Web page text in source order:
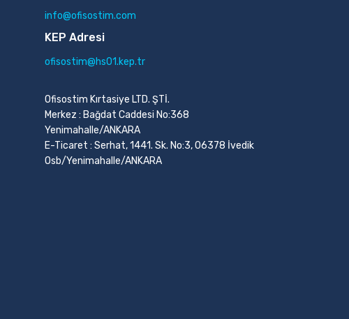
info@ofisostim.com
KEP Adresi
ofisostim@hs01.kep.tr
Ofisostim Kırtasiye LTD. ŞTİ.
Merkez : Bağdat Caddesi No:368
Yenimahalle/ANKARA
E-Ticaret : Serhat, 1441. Sk. No:3, 06378 İvedik
Osb/Yenimahalle/ANKARA